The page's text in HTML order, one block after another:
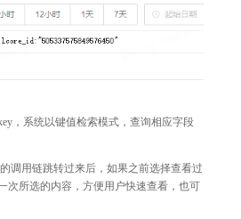
，系统以键值检索模式，查询相应字段
调用链跳转过来后，如果之前选择查看过
次所选的内容，方便用户快速查看，也可